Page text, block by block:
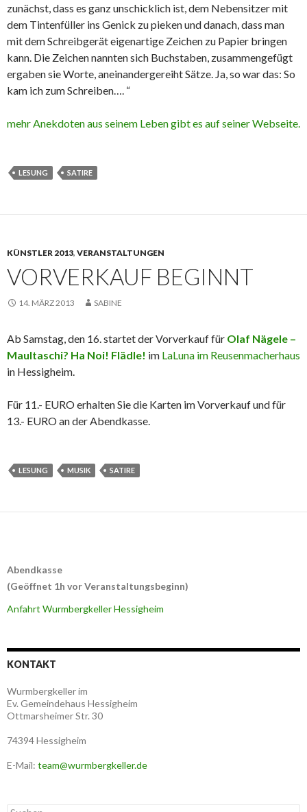
zunächst, dass es ganz unschicklich ist, dem Nebensitzer mit
dem Tintenfüller ins Genick zu pieken und danach, dass man
mit dem Schreibgerät eigenartige Zeichen zu Papier bringen
kann. Die Zeichen nannten sich Buchstaben, zusammengefügt
ergaben sie Worte, aneinandergereiht Sätze. Ja, so war das: So
kam ich zum Schreiben…. “
mehr Anekdoten aus seinem Leben gibt es auf seiner Webseite.
LESUNG SATIRE
KÜNSTLER 2013, VERANSTALTUNGEN
VORVERKAUF BEGINNT
14. MÄRZ 2013 SABINE
Ab Samstag, den 16. startet der Vorverkauf für Olaf Nägele –
Maultaschi? Ha Noi! Flädle! im LaLuna im Reusenmacherhaus
in Hessigheim.
Für 11.- EURO erhalten Sie die Karten im Vorverkauf und für
13.- EURO an der Abendkasse.
LESUNG MUSIK SATIRE
Abendkasse
(Geöffnet 1h vor Veranstaltungsbeginn)
Anfahrt Wurmbergkeller Hessigheim
KONTAKT
Wurmbergkeller im
Ev. Gemeindehaus Hessigheim
Ottmarsheimer Str. 30
74394 Hessigheim
E-Mail: team@wurmbergkeller.de
Suchen